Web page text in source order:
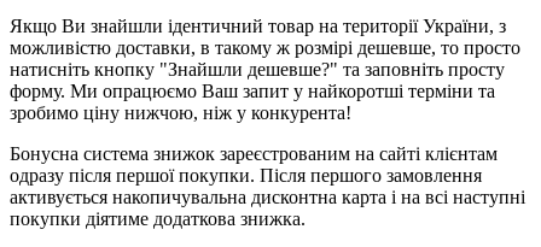
Якщо Ви знайшли ідентичний товар на території України, з
можливістю доставки, в такому ж розмірі дешевше, то просто
натисніть кнопку "Знайшли дешевше?" та заповніть просту
форму. Ми опрацюємо Ваш запит у найкоротші терміни та
зробимо ціну нижчою, ніж у конкурента!
Бонусна система знижок зареєстрованим на сайті клієнтам
одразу після першої покупки. Після першого замовлення
активується накопичувальна дисконтна карта і на всі наступні
покупки діятиме додаткова знижка.